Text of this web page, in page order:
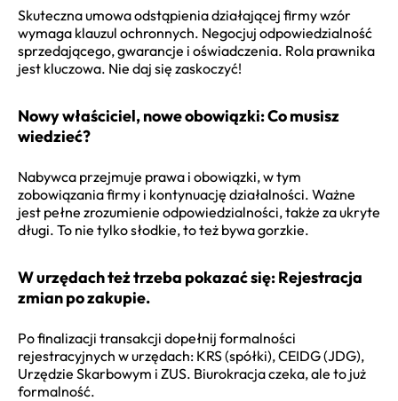
Skuteczna umowa odstąpienia działającej firmy wzór
wymaga klauzul ochronnych. Negocjuj odpowiedzialność
sprzedającego, gwarancje i oświadczenia. Rola prawnika
jest kluczowa. Nie daj się zaskoczyć!
Nowy właściciel, nowe obowiązki: Co musisz
wiedzieć?
Nabywca przejmuje prawa i obowiązki, w tym
zobowiązania firmy i kontynuację działalności. Ważne
jest pełne zrozumienie odpowiedzialności, także za ukryte
długi. To nie tylko słodkie, to też bywa gorzkie.
W urzędach też trzeba pokazać się: Rejestracja
zmian po zakupie.
Po finalizacji transakcji dopełnij formalności
rejestracyjnych w urzędach: KRS (spółki), CEIDG (JDG),
Urzędzie Skarbowym i ZUS. Biurokracja czeka, ale to już
formalność.